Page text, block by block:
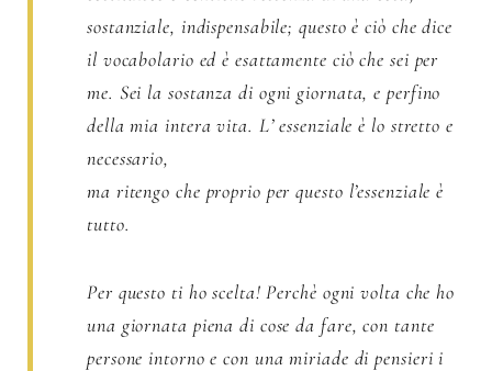
sostanziale, indispensabile; questo è ciò che dice
il vocabolario ed è esattamente ciò che sei per
me. Sei la sostanza di ogni giornata, e perfino
della mia intera vita. L’ essenziale è lo stretto e
necessario,
ma ritengo che proprio per questo l’essenziale è
tutto.
Per questo ti ho scelta! Perchè ogni volta che ho
una giornata piena di cose da fare, con tante
persone intorno e con una miriade di pensieri i